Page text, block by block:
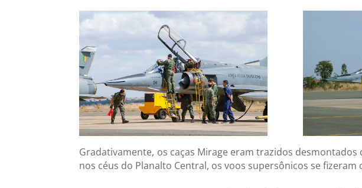
Gradativamente, os caças Mirage eram trazidos
nos céus do Planalto Central, os voos supersônicos se fizeram